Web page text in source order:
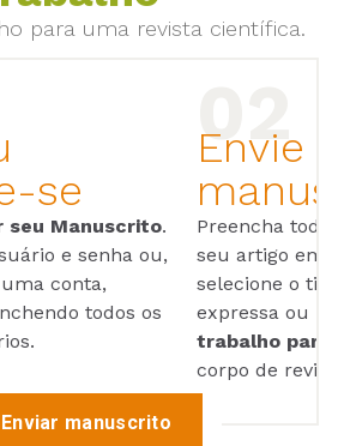
para uma revista científica.
se
seu Manuscrito.
e senha ou,
conta,
todos os
Envie
Preencha
seu artigo em
selecione o
expressa ou
trabalho para
corpo de
Enviar manuscrito